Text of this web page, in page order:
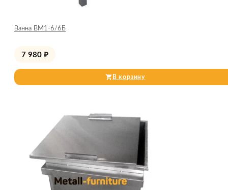
Ванна ВМ1-6/6Б
7 980 ₽
В корзину